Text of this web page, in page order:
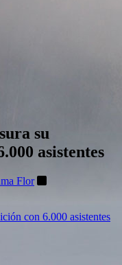
su
asistentes
Flor
con 6.000 asistentes